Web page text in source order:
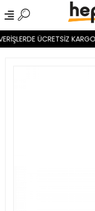
ÜCRETSİZ KARGO!